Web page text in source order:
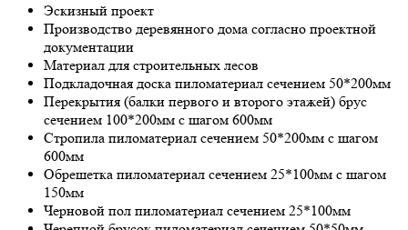
Эскизный проект
Производство деревянного дома согласно проектной
документации
Материал для строительных лесов
Подкладочная доска пиломатериал сечением 50*200мм
Перекрытия (балки первого и второго этажей) брус
сечением 100*200мм с шагом 600мм
Стропила пиломатериал сечением 50*200мм с шагом
600мм
Обрешетка пиломатериал сечением 25*100мм с шагом
150мм
Черновой пол пиломатериал сечением 25*100мм